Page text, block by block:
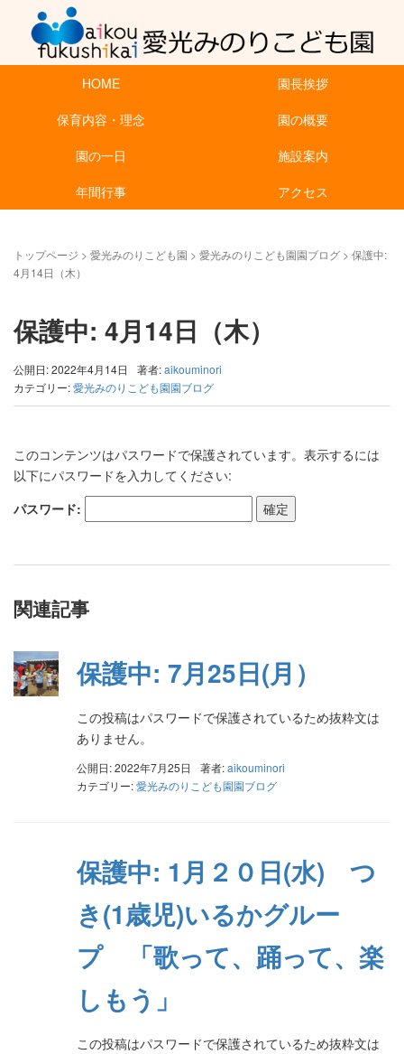
HOME
園長挨拶
保育内容・理念
園の概要
園の一日
施設案内
年間行事
アクセス
トップページ > 愛光みのりこども園 > 愛光みのりこども園園ブログ > 保護中:
4月14日（木）
保護中: 4月14日（木）
公開日: 2022年4月14日 著者:aikouminori
カテゴリー:愛光みのりこども園園ブログ
このコンテンツはパスワードで保護されています。表示するには
以下にパスワードを入力してください:
パスワード:
関連記事
保護中: 7月25日(月）
この投稿はパスワードで保護されているため抜粋文は
ありません。
公開日: 2022年7月25日 著者:aikouminori
カテゴリー:愛光みのりこども園園ブログ
保護中: 1月２０日(水) つ
き(1歳児)いるかグルー
プ 「歌って、踊って、楽
しもう」
この投稿はパスワードで保護されているため抜粋文は